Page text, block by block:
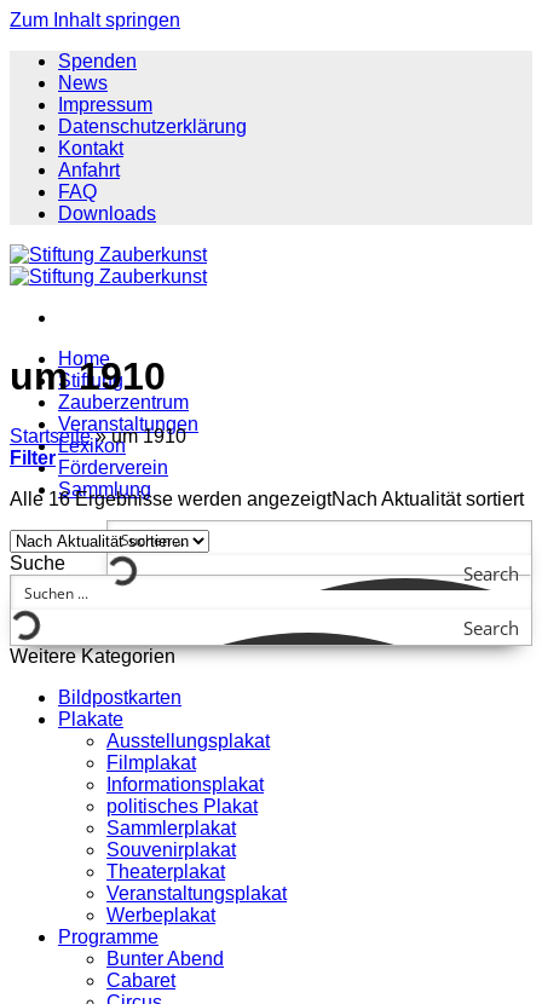
Zum Inhalt springen
Spenden
News
Impressum
Datenschutzerklärung
Kontakt
Anfahrt
FAQ
Downloads
Home
Stiftung
Zauberzentrum
Veranstaltungen
Lexikon
Förderverein
Sammlung
Search
um 1910
Startseite » um 1910
Filter
Alle 16 Ergebnisse werden angezeigtNach Aktualität sortiert
Suche
Search
Weitere Kategorien
Bildpostkarten
Plakate
Ausstellungsplakat
Filmplakat
Informationsplakat
politisches Plakat
Sammlerplakat
Souvenirplakat
Theaterplakat
Veranstaltungsplakat
Werbeplakat
Programme
Bunter Abend
Cabaret